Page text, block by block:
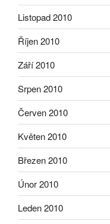
Listopad 2010
Říjen 2010
Září 2010
Srpen 2010
Červen 2010
Květen 2010
Březen 2010
Únor 2010
Leden 2010